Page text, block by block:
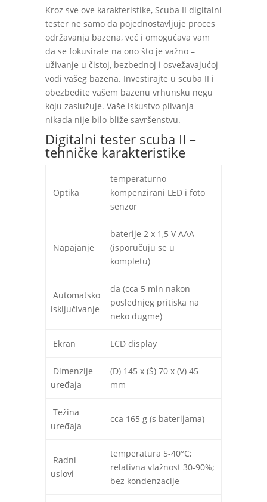
Kroz sve ove karakteristike, Scuba II digitalni
tester ne samo da pojednostavljuje proces
održavanja bazena, već i omogućava vam
da se fokusirate na ono što je važno –
uživanje u čistoj, bezbednoj i osvežavajućoj
vodi vašeg bazena. Investirajte u scuba II i
obezbedite vašem bazenu vrhunsku negu
koju zaslužuje. Vaše iskustvo plivanja
nikada nije bilo bliže savršenstvu.
Digitalni tester scuba II –
tehničke karakteristike
Optika
temperaturno
kompenzirani LED i foto
senzor
Napajanje
baterije 2 x 1,5 V AAA
(isporučuju se u
kompletu)
Automatsko
isključivanje
da (cca 5 min nakon
poslednjeg pritiska na
neko dugme)
Ekran LCD display
Dimenzije
uređaja
(D) 145 x (Š) 70 x (V) 45
mm
Težina
uređaja
cca 165 g (s baterijama)
Radni
uslovi
temperatura 5-40°C;
relativna vlažnost 30-90%;
bez kondenzacije